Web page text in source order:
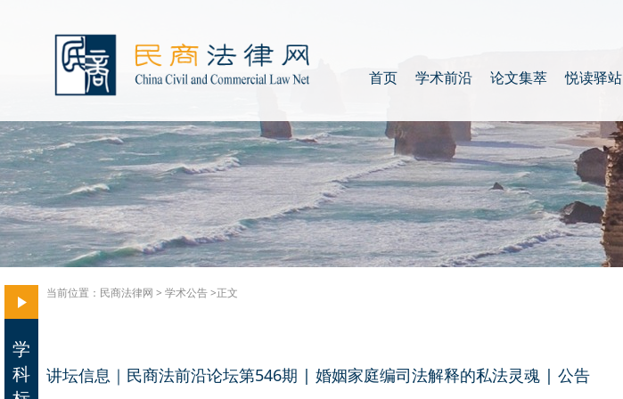
首页 学术前沿 论文集萃 悦读驿站
当前位置： 民商法律网 > 学术公告>正文
讲坛信息｜民商法前沿论坛第546期 | 婚姻家庭编司法解释的私法灵魂 | 公告
学
科